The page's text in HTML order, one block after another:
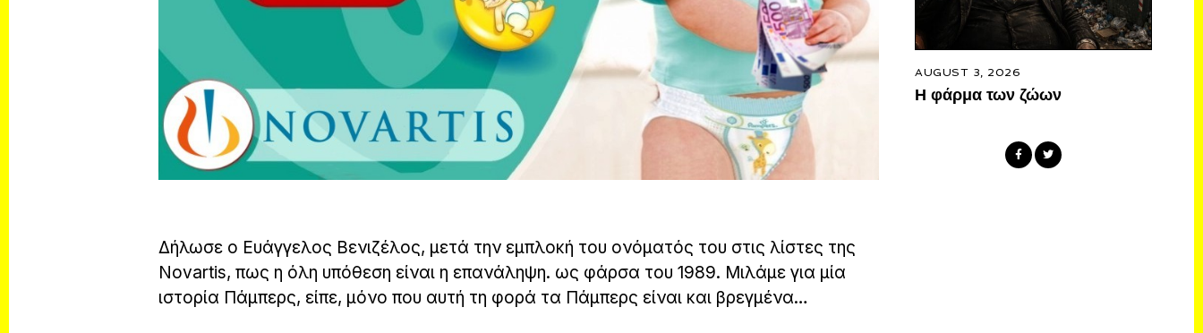
Δήλωσε ο Ευάγγελος Βενιζέλος, μετά την εμπλοκή του ονόματός του στις λίστες της
Νοvartis, πως η όλη υπόθεση είναι η επανάληψη. ως φάρσα του 1989. Μιλάμε για μία
ιστορία Πάμπερς, είπε, μόνο που αυτή τη φορά τα Πάμπερς είναι και βρεγμένα…
AUGUST 3, 2026
Η φάρμα των ζώων